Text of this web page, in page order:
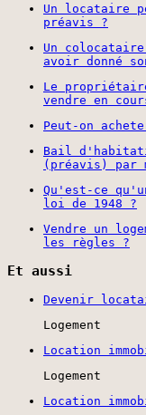
Un locataire
préavis ?
Un
avoir donné
Le
vendre en
Peut-on
Bail
(préavis) par
Qu'est-ce
loi de 1948 ?
Vendre un
les règles ?
Et aussi
Devenir
Logement
Location
Logement
Location